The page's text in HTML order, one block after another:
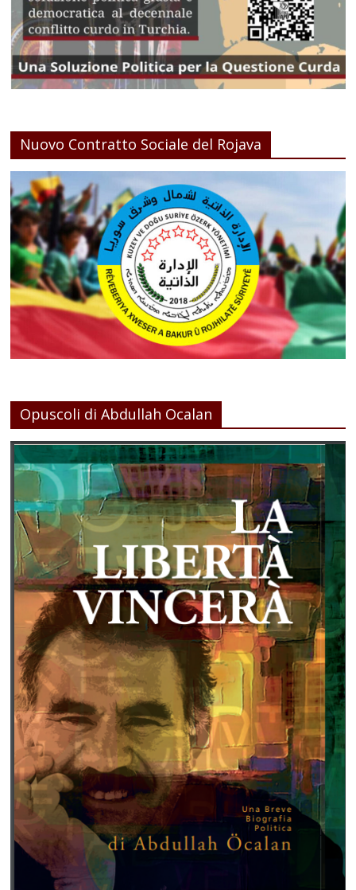
Nuovo Contratto Sociale del Rojava
Opuscoli di Abdullah Ocalan